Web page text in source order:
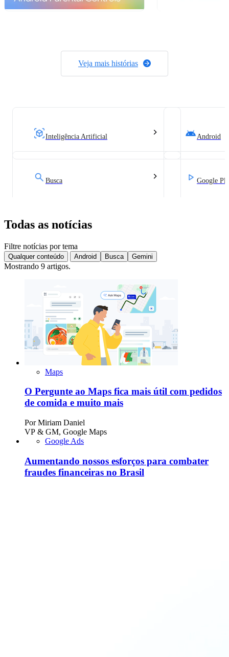
Veja mais histórias
Inteligência Artificial
Busca
Android
Google
Todas as notícias
Filtre notícias por tema
Qualquer conteúdo Android Busca Gemini
Mostrando 9 artigos.
Maps
O Pergunte ao Maps fica mais útil com pedidos
de comida e muito mais
Por Miriam Daniel
VP & GM, Google Maps
Google Ads
Aumentando nossos esforços para combater
fraudes financeiras no Brasil